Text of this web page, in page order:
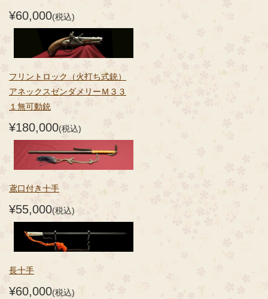
¥60,000(税込)
フリントロック（火打ち式銃）
アネックスゼンダメリーＭ３３
１無可動銃
¥180,000(税込)
鳶口付き十手
¥55,000(税込)
長十手
¥60,000(税込)